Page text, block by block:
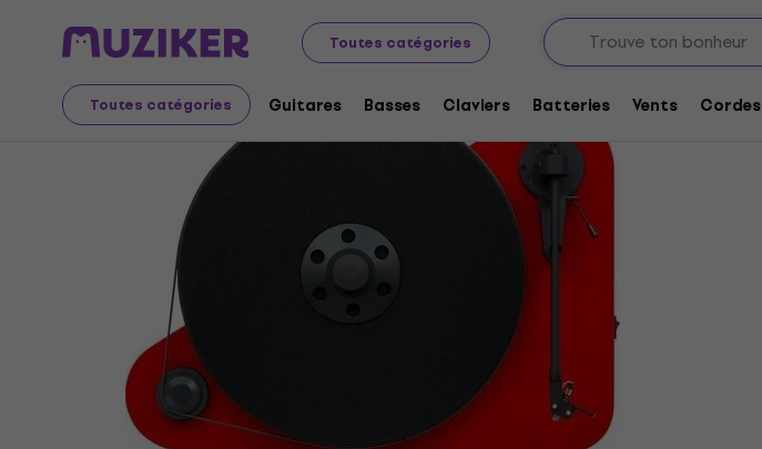
Toutes catégories
Toutes catégories Guitares Basses Claviers Batteries Vents Cordes
Audio Video Tech Platines vinyles Platines vinyle pour la maison